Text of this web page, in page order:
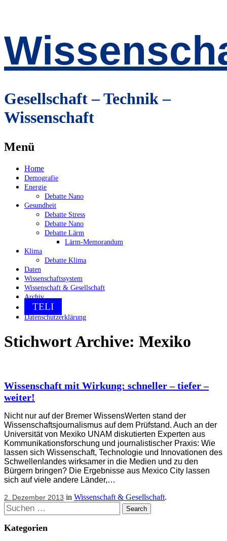
Gesellschaft – Technik –
Wissenschaft
Menü
Zum
Inhalt
springen
Home
Demografie
Energie
Debatte Nano
Gesundheit
Debatte Stress
Debatte Nano
Debatte Lärm
Lärm-Memorandum
Klima
Debatte Klima
Daten
Wissenschaftssystem
Wissenschaft & Gesellschaft
Archiv
TELI
Datenschutzerklärung
Stichwort Archive: Mexiko
Wissenschaft mit Wirkung: schneller – tiefer –
weiter!
Nicht nur auf der Bremer WissensWerten stand der
Wissenschaftsjournalismus auf dem Prüfstand. Auch an der
Universität von Mexiko UNAM diskutierten Experten aus
Kommunikationsforschung und journalistischer Praxis: Wie
lassen sich Wissenschaft, Technologie und Innovationen des
Schwellenlandes wirksamer in die Medien und zu den
Bürgern bringen? Die Ergebnisse aus Mexico City lassen
sich auf viele andere Länder,…
2. Dezember 2013 in Wissenschaft & Gesellschaft.
Suchen
Kategorien